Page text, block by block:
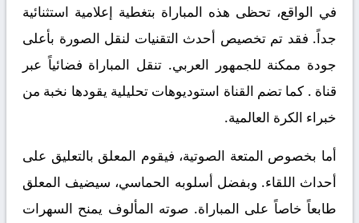
في الواقع، تحظى هذه المباراة بتغطية إعلامية استثنائية
جداً. فقد تم تخصيص أحدث التقنيات لنقل الصورة بأعلى
جودة ممكنة للجمهور العربي. تنقل المباراة فضائياً عبر
قناة . كما تضم القناة استوديوهات تحليلية يقودها نخبة من
خبراء الكرة العالمية.
أما بخصوص المتعة الصوتية، فيقوم المعلق بالتعليق على
أحداث اللقاء. وبفضل أسلوبه الحماسي، سيضيف المعلق
طابعاً خاصاً على المباراة. صوته المألوف يمنح السهرات